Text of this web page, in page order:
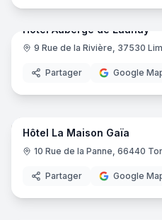
Hotel Auberge de Launay
9 Rue de la Rivière, 37530
Partager Google
Hôtel La Maison Gaïa
10 Rue de la Panne, 66440
Partager Google